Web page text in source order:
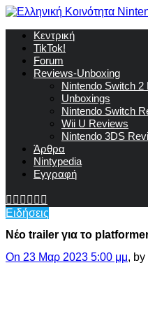
Κεντρική
TikTok!
Forum
Reviews-Unboxing
Nintendo Switch 2
Unboxings
Nintendo Switch
Wii U Reviews
Nintendo 3DS
Άρθρα
Nintypedia
Εγγραφή
Ειδήσεις
Νέο trailer για το
On 23 Μαρ 2023 5:00 μμ, by